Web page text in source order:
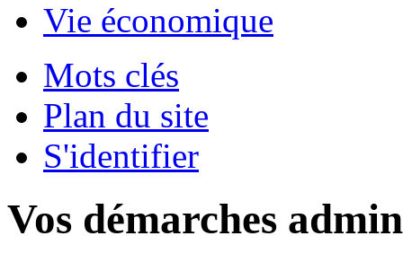
Vie économique
Mots clés
Plan du site
S'identifier
Vos démarches